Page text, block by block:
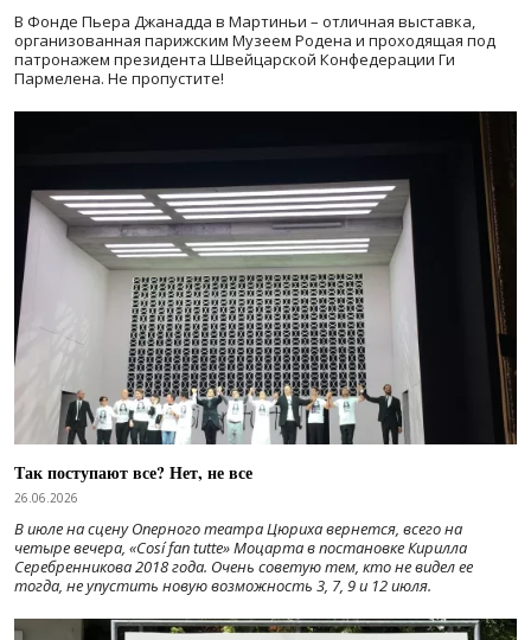
В Фонде Пьера Джанадда в Мартиньи – отличная выставка,
организованная парижским Музеем Родена и проходящая под
патронажем президента Швейцарской Конфедерации Ги
Пармелена. Не пропустите!
Так поступают все? Нет, не все
26.06.2026
В июле на сцену Оперного театра Цюриха вернется, всего на
четыре вечера, «Cosí fan tutte» Моцарта в постановке Кирилла
Серебренникова 2018 года. Очень советую тем, кто не видел ее
тогда, не упустить новую возможность 3, 7, 9 и 12 июля.